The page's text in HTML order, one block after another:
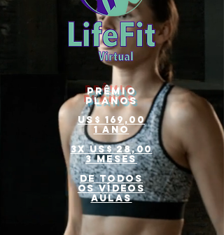
PRÊMIO
planos
US$ 169,00
1 ano
3X US$ 28,00
3 MESES
de todos
os vídeos
Aulas